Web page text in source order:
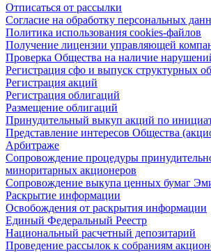
Отписаться от рассылки
Согласие на обработку персональных
Политика использования cookies-файлов
Получение лицензии управляющей
Проверка Общества на наличие
Регистрация сфо и выпуск структурных
Регистрация акций
Регистрация облигаций
Размещение облигаций
Принудительный выкуп акций по
Представление интересов Общества
Арбитраже
Сопровождение процедуры
миноритарных акционеров
Сопровождение выкупа ценных бумаг
Раскрытие информации
Освобождения от раскрытия информации
Единый Федеральный Реестр
Национальный расчетный депозитарий
Проведение рассылок к собраниям